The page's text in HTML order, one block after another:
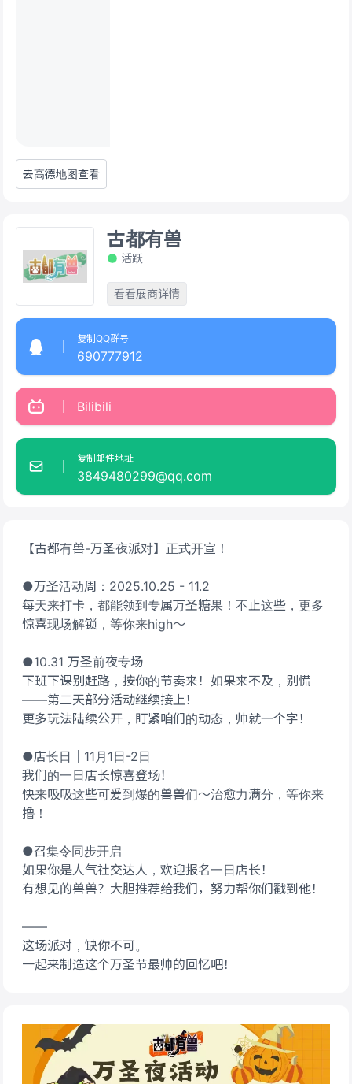
去高德地图查看
【古都有兽-万圣夜派对】正式开宣！
●万圣活动周：2025.10.25 - 11.2
每天来打卡，都能领到专属万圣糖果！不止这些，更多
惊喜现场解锁，等你来high～
●10.31 万圣前夜专场
下班下课别赶路，按你的节奏来！如果来不及，别慌
——第二天部分活动继续接上！
更多玩法陆续公开，盯紧咱们的动态，帅就一个字！
●店长日｜11月1日-2日
我们的一日店长惊喜登场！
快来吸吸这些可爱到爆的兽兽们～治愈力满分，等你来
撸！
●召集令同步开启
如果你是人气社交达人，欢迎报名一日店长！
有想见的兽兽？大胆推荐给我们，努力帮你们戳到他！
——
这场派对，缺你不可。
一起来制造这个万圣节最帅的回忆吧！
古都有兽
活跃
看看展商详情
复制QQ群号
690777912
Bilibili
复制邮件地址
3849480299@qq.com